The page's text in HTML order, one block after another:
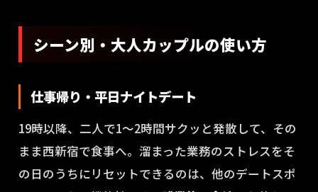
シーン別・大人カップルの使い方
仕事帰り・平日ナイトデート
19時以降、二人で1〜2時間サクッと発散して、その
まま西新宿で食事へ。溜まった業務のストレスをそ
の日のうちにリセットできるのは、他のデートスポ